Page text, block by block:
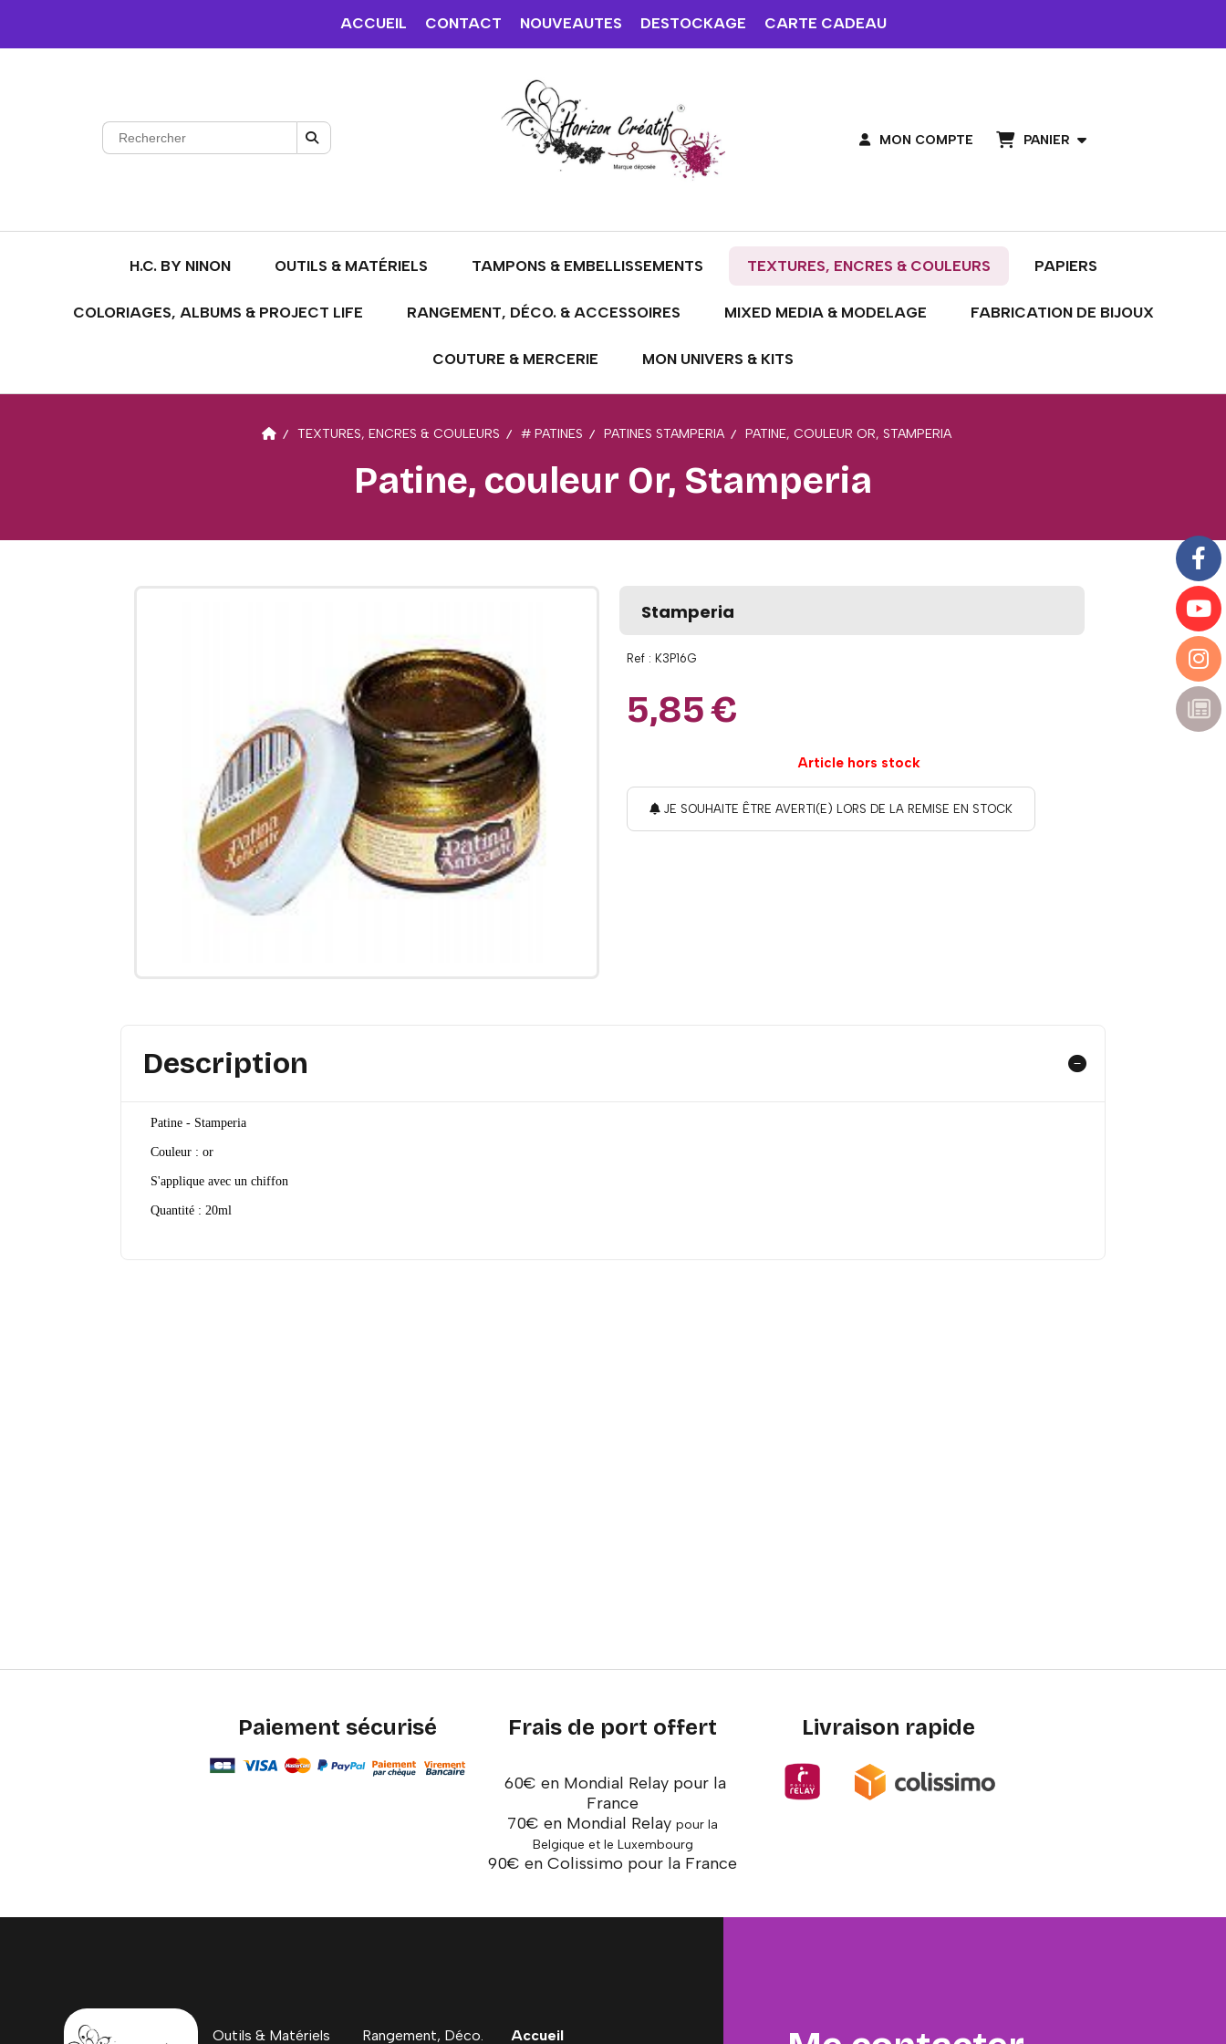
ACCUEIL CONTACT NOUVEAUTES DESTOCKAGE CARTE CADEAU
MON COMPTE PANIER
H.C. BY NINON OUTILS & MATÉRIELS TAMPONS & EMBELLISSEMENTS TEXTURES, ENCRES & COULEURS PAPIERS
COLORIAGES, ALBUMS & PROJECT LIFE RANGEMENT, DÉCO. & ACCESSOIRES MIXED MEDIA & MODELAGE FABRICATION DE BIJOUX
COUTURE & MERCERIE MON UNIVERS & KITS
TEXTURES, ENCRES & COULEURS # PATINES PATINES STAMPERIA PATINE, COULEUR OR, STAMPERIA
Patine, couleur Or, Stamperia
Stamperia
Ref : K3P16G
5,85€
Article hors stock
JE SOUHAITE ÊTRE AVERTI(E) LORS DE LA REMISE EN STOCK
Description
Patine - Stamperia
Couleur : or
S'applique avec un chiffon
Quantité : 20ml
Paiement sécurisé Frais de port offert
60€ en Mondial Relay pour la
France
70€ en Mondial Relaypour la
Belgique et le Luxembourg
90€ en Colissimo pour la France
Livraison rapide
Outils & Matériels Rangement, Déco. Accueil